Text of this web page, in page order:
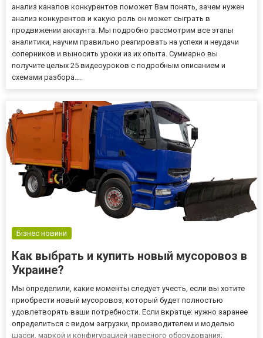
анализ каналов конкурентов поможет Вам понять, зачем нужен
анализ конкурентов и какую роль он может сыграть в
продвижении аккаунта. Мы подробно рассмотрим все этапы
аналитики, научим правильно реагировать на успехи и неудачи
соперников и выносить уроки из их опыта. Суммарно вы
получите целых 25 видеоуроков с подробным описанием и
схемами разбора....
Бізнес новини
Как выбрать и купить новый мусоровоз в
Украине?
Мы определили, какие моменты следует учесть, если вы хотите
приобрести новый мусоровоз, который будет полностью
удовлетворять ваши потребности. Если вкратце: нужно заранее
определиться с видом загрузки, производителем и моделью
шасси, маркой и конфигурацией навесного оборудования;